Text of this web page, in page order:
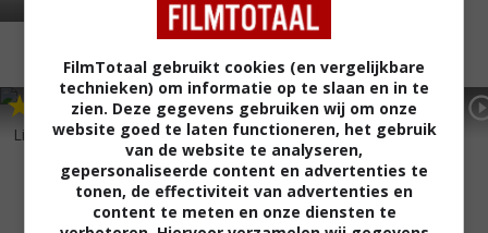
Lightning Over Water (1980)
6,8
The Driver (1978)
FilmTotaal gebruikt cookies (en vergelijkbare
technieken) om informatie op te slaan en in te
zien. Deze gegevens gebruiken wij om onze
website goed te laten functioneren, het gebruik
van de website te analyseren,
gepersonaliseerde content en advertenties te
tonen, de effectiviteit van advertenties en
content te meten en onze diensten te